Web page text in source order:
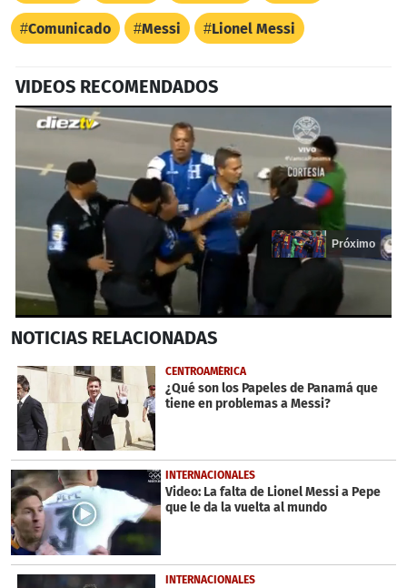
Comunicado Messi Lionel Messi
VIDEOS RECOMENDADOS
seconds
20
seconds
Próximo
NOTICIAS RELACIONADAS
CENTROAMÉRICA
¿Qué son los Papeles de Panamá que
tiene en problemas a Messi?
INTERNACIONALES
Video: La falta de Lionel Messi a Pepe
que le da la vuelta al mundo
INTERNACIONALES